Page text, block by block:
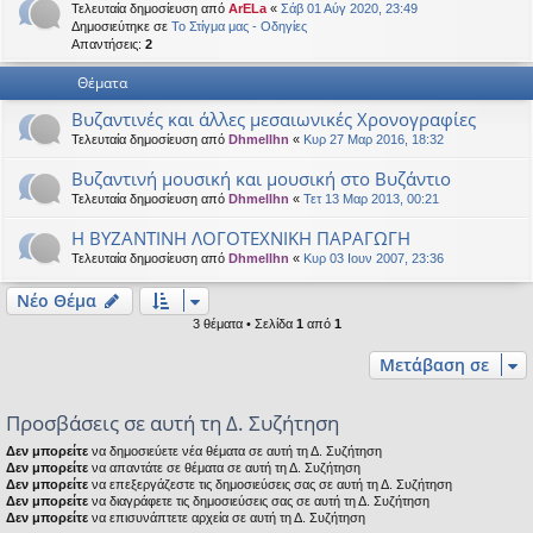
εις
Τελευταία δημοσίευση από ArELa « Σάβ 01 Αύγ 2020, 23:49
Δημοσιεύτηκε σε Το Στίγμα μας - Οδηγίες
Απαντήσεις: 2
Θέματα
Βυζαντινές και άλλες μεσαιωνικές Χρονογραφίες
Τελευταία δημοσίευση από Dhmellhn « Κυρ 27 Μαρ 2016, 18:32
Βυζαντινή μουσική και μουσική στο Βυζάντιο
Τελευταία δημοσίευση από Dhmellhn « Τετ 13 Μαρ 2013, 00:21
Η ΒΥΖΑΝΤΙΝΗ ΛΟΓΟΤΕΧΝΙΚΗ ΠΑΡΑΓΩΓΗ
Τελευταία δημοσίευση από Dhmellhn « Κυρ 03 Ιουν 2007, 23:36
Νέο Θέμα
3 θέματα • Σελίδα 1 από 1
Μετάβαση σε
Προσβάσεις σε αυτή τη Δ. Συζήτηση
Δεν μπορείτε να δημοσιεύετε νέα θέματα σε αυτή τη Δ. Συζήτηση
Δεν μπορείτε να απαντάτε σε θέματα σε αυτή τη Δ. Συζήτηση
Δεν μπορείτε να επεξεργάζεστε τις δημοσιεύσεις σας σε αυτή τη Δ. Συζήτηση
Δεν μπορείτε να διαγράφετε τις δημοσιεύσεις σας σε αυτή τη Δ. Συζήτηση
Δεν μπορείτε να επισυνάπτετε αρχεία σε αυτή τη Δ. Συζήτηση